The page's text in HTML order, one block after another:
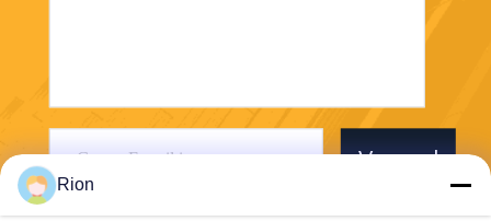
Verzend
Rion